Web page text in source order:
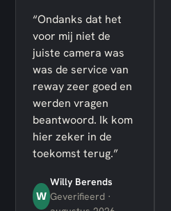
“Ondanks dat het
voor mij niet de
juiste camera was
was de service van
reway zeer goed en
werden vragen
beantwoord. Ik kom
hier zeker in de
toekomst terug.”
W
Willy Berends
Geverifieerd ·